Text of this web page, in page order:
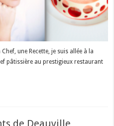
une Recette, je suis allée à la
pâtissière au prestigieux restaurant